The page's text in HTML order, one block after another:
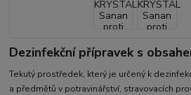
Dezinfekční přípravek s
​Tekutý prostředek, který je určený k
a předmětů v potravinářství, stravovacích